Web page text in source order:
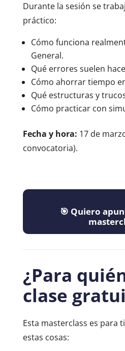
Durante la sesión se
práctico:
Cómo funciona
General.
Qué errores suelen
Cómo ahorrar tiempo
Qué estructuras y
Cómo practicar con
Fecha y hora: 17 de
convocatoria).
🎯 Quiero
¿Para
clase
Esta masterclass es para
estas cosas: